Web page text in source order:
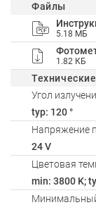
Файлы
5.18 МБ
1.82 КБ
Технические
Угол
typ: 120 °
Напряжение
24 V
Цветовая
min: 3800 K;